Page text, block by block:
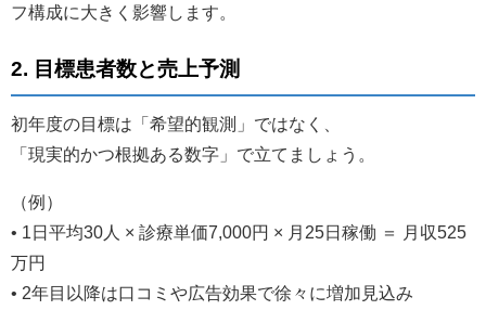
フ構成に大きく影響します。
2. 目標患者数と売上予測
初年度の目標は「希望的観測」ではなく、
「現実的かつ根拠ある数字」で立てましょう。
（例）
• 1日平均30人 × 診療単価7,000円 × 月25日稼働 ＝ 月収525
万円
• 2年目以降は口コミや広告効果で徐々に増加見込み